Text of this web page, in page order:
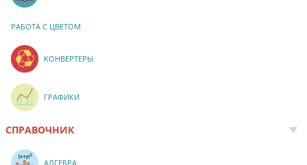
РАБОТА С ЦВЕТОМ
КОНВЕРТЕРЫ
ГРАФИКИ
СПРАВОЧНИК
АЛГЕБРА